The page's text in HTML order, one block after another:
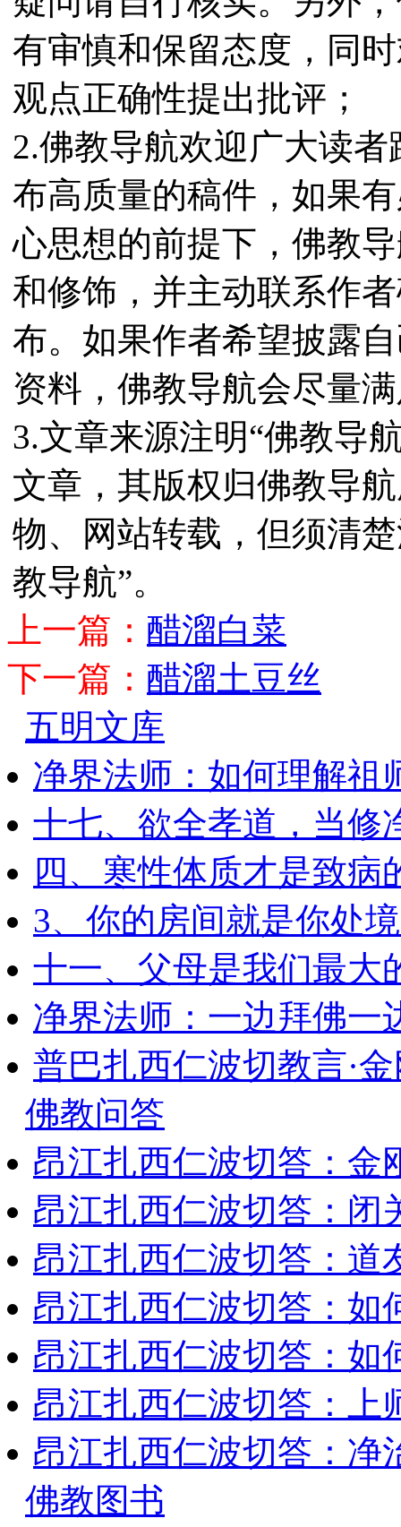
有审慎和保留态度，同
观点正确性提出批评；
2.佛教导航欢迎广大读
布高质量的稿件，如果
心思想的前提下，佛教
和修饰，并主动联系作
布。如果作者希望披露
资料，佛教导航会尽量
3.文章来源注明“佛教导
文章，其版权归佛教导
物、网站转载，但须清
教导航”。
上一篇： 醋溜白菜
下一篇： 醋溜土豆丝
五明文库
净界法师：如何理解祖
十七、欲全孝道，当修
四、寒性体质才是致病
3、你的房间就是你处
十一、父母是我们最大
净界法师：一边拜佛一
普巴扎西仁波切教言·
佛教问答
昂江扎西仁波切答：金
昂江扎西仁波切答：闭
昂江扎西仁波切答：道
昂江扎西仁波切答：如
昂江扎西仁波切答：如
昂江扎西仁波切答：上
昂江扎西仁波切答：净
佛教图书